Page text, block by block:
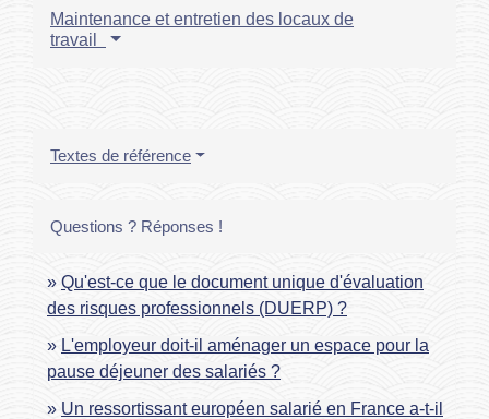
Maintenance et entretien des locaux de
travail
Textes de référence
Questions ? Réponses !
Qu'est-ce que le document unique d'évaluation
des risques professionnels (DUERP) ?
L'employeur doit-il aménager un espace pour la
pause déjeuner des salariés ?
Un ressortissant européen salarié en France a-t-il